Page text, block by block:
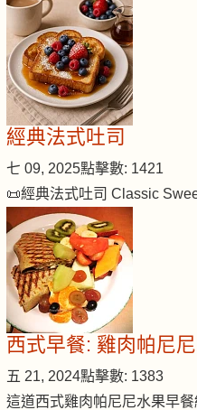
經典法式吐司
七 09, 2025點擊數: 1421
📜經典法式吐司 Classic
西式早餐: 雞肉帕尼
五 21, 2024點擊數: 1383
這道西式雞肉帕尼尼水果早